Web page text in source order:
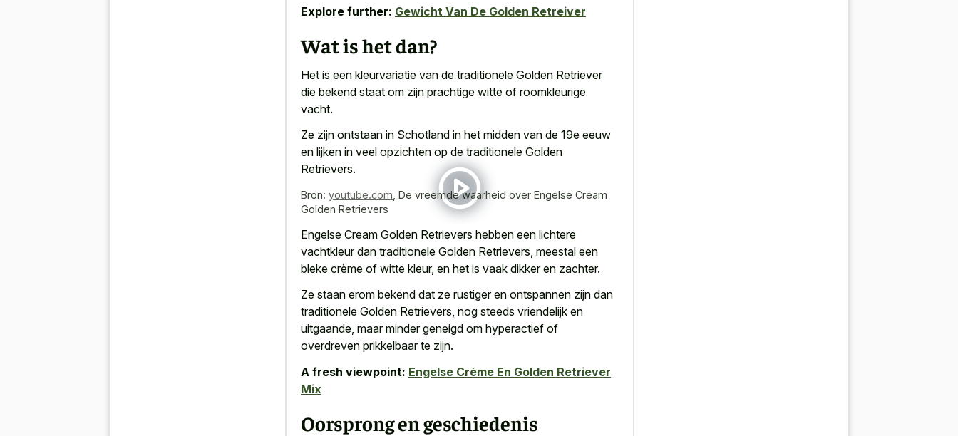
Explore further: Gewicht Van De Golden Retreiver
Wat is het dan?
Het is een kleurvariatie van de traditionele Golden Retriever
die bekend staat om zijn prachtige witte of roomkleurige
vacht.
Ze zijn ontstaan in Schotland in het midden van de 19e eeuw
en lijken in veel opzichten op de traditionele Golden
Retrievers.
Bron: youtube.com De vreemde waarheid over Engelse Cream
Golden Retrievers
Engelse Cream Golden Retrievers hebben een lichtere
vachtkleur dan traditionele Golden Retrievers, meestal een
bleke crème of witte kleur, en het is vaak dikker en zachter.
Ze staan erom bekend dat ze rustiger en ontspannen zijn dan
traditionele Golden Retrievers, nog steeds vriendelijk en
uitgaande, maar minder geneigd om hyperactief of
overdreven prikkelbaar te zijn.
A fresh viewpoint: Engelse Crème En Golden Retriever
Mix
Oorsprong en geschiedenis